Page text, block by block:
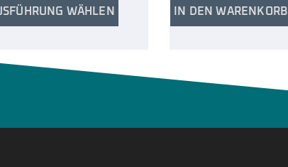
WÄHLEN IN DEN WARENKORB